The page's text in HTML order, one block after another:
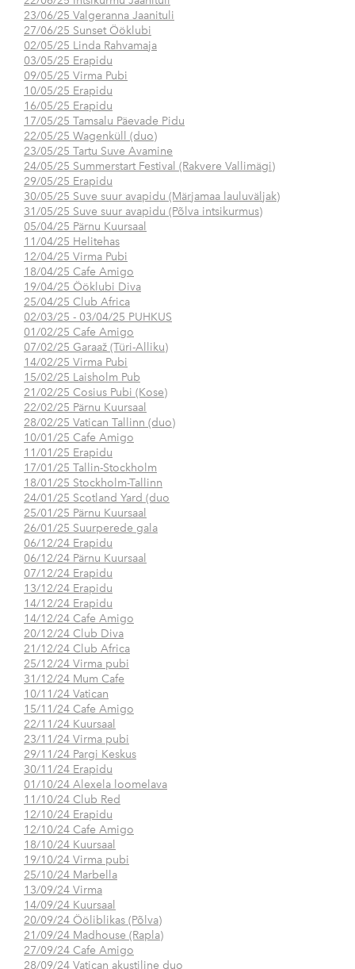
23/06/25 Valgeranna Jaanituli
27/06/25 Sunset Ööklubi
02/05/25 Linda Rahvamaja
03/05/25 Erapidu
09/05/25 Virma Pubi
10/05/25 Erapidu
16/05/25 Erapidu
17/05/25 Tamsalu Päevade Pidu
22/05/25 Wagenküll (duo)
23/05/25 Tartu Suve Avamine
24/05/25 Summerstart Festival (Rakvere Vallimägi)
29/05/25 Erapidu
30/05/25 Suve suur avapidu (Märjamaa lauluväljak)
31/05/25 Suve suur avapidu (Põlva intsikurmus)
05/04/25 Pärnu Kuursaal
11/04/25 Helitehas
12/04/25 Virma Pubi
18/04/25 Cafe Amigo
19/04/25 Ööklubi Diva
25/04/25 Club Africa
02/03/25 - 03/04/25 PUHKUS
01/02/25 Cafe Amigo
07/02/25 Garaaž (Türi-Alliku)
14/02/25 Virma Pubi
15/02/25 Laisholm Pub
21/02/25 Cosius Pubi (Kose)
22/02/25 Pärnu Kuursaal
28/02/25 Vatican Tallinn (duo)
10/01/25 Cafe Amigo
11/01/25 Erapidu
17/01/25 Tallin-Stockholm
18/01/25 Stockholm-Tallinn
24/01/25 Scotland Yard (duo
25/01/25 Pärnu Kuursaal
26/01/25 Suurperede gala
06/12/24 Erapidu
06/12/24 Pärnu Kuursaal
07/12/24 Erapidu
13/12/24 Erapidu
14/12/24 Erapidu
14/12/24 Cafe Amigo
20/12/24 Club Diva
21/12/24 Club Africa
25/12/24 Virma pubi
31/12/24 Mum Cafe
10/11/24 Vatican
15/11/24 Cafe Amigo
22/11/24 Kuursaal
23/11/24 Virma pubi
29/11/24 Pargi Keskus
30/11/24 Erapidu
01/10/24 Alexela loomelava
11/10/24 Club Red
12/10/24 Erapidu
12/10/24 Cafe Amigo
18/10/24 Kuursaal
19/10/24 Virma pubi
25/10/24 Marbella
13/09/24 Virma
14/09/24 Kuursaal
20/09/24 Ööliblikas (Põlva)
21/09/24 Madhouse (Rapla)
27/09/24 Cafe Amigo
28/09/24 Vatican akustiline duo